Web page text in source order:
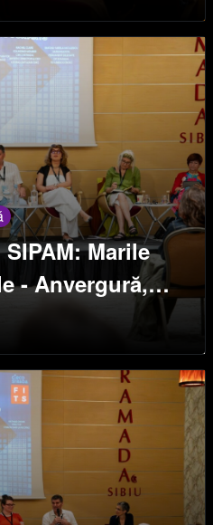
SIPAM: Marile
- Anvergură,
a aduna oameni